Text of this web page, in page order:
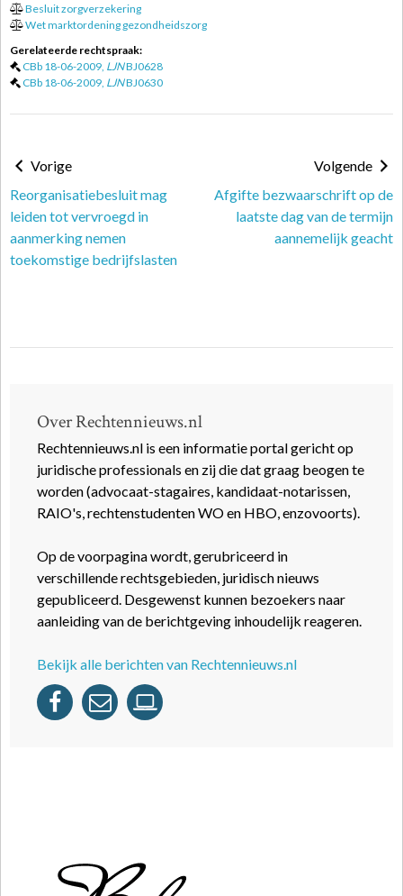
Besluit zorgverzekering
Wet marktordening gezondheidszorg
Gerelateerde rechtspraak:
CBb 18-06-2009, LJNBJ0628
CBb 18-06-2009, LJNBJ0630
Vorige
Reorganisatiebesluit mag
leiden tot vervroegd in
aanmerking nemen
toekomstige bedrijfslasten
Volgende
Afgifte bezwaarschrift op de
laatste dag van de termijn
aannemelijk geacht
Over Rechtennieuws.nl
Rechtennieuws.nl is een informatie portal gericht op
juridische professionals en zij die dat graag beogen te
worden (advocaat-stagaires, kandidaat-notarissen,
RAIO's, rechtenstudenten WO en HBO, enzovoorts).
Op de voorpagina wordt, gerubriceerd in
verschillende rechtsgebieden, juridisch nieuws
gepubliceerd. Desgewenst kunnen bezoekers naar
aanleiding van de berichtgeving inhoudelijk reageren.
Bekijk alle berichten van Rechtennieuws.nl